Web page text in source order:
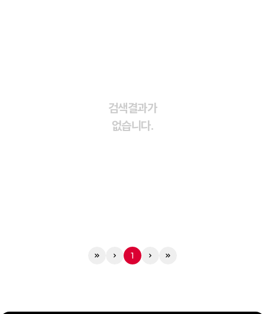
검색결과가
없습니다.
1